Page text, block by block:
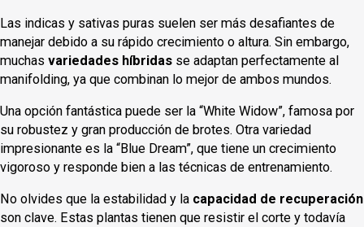
Las indicas y sativas puras suelen ser más desafiantes de
manejar debido a su rápido crecimiento o altura. Sin embargo,
muchas variedades híbridas se adaptan perfectamente al
manifolding, ya que combinan lo mejor de ambos mundos.
Una opción fantástica puede ser la “White Widow”, famosa por
su robustez y gran producción de brotes. Otra variedad
impresionante es la “Blue Dream”, que tiene un crecimiento
vigoroso y responde bien a las técnicas de entrenamiento.
No olvides que la estabilidad y la capacidad de recuperación
son clave. Estas plantas tienen que resistir el corte y todavía